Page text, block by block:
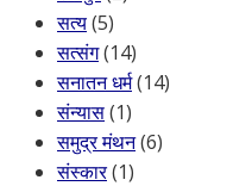
सत्य(5)
सत्संग(14)
सनातन धर्म(14)
संन्यास(1)
समुद्र मंथन(6)
संस्कार(1)